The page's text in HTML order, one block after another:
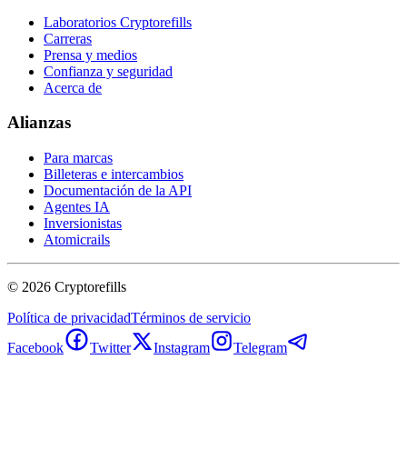
Laboratorios Cryptorefills
Carreras
Prensa y medios
Confianza y seguridad
Acerca de
Alianzas
Para marcas
Billeteras e intercambios
Documentación de la API
Agentes IA
Inversionistas
Atomicrails
© 2026 Cryptorefills
Política de privacidadTérminos de servicio
Facebook
Twitter Instagram Telegram